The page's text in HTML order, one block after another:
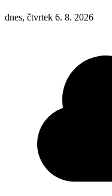
dnes, čtvrtek 6. 8. 2026